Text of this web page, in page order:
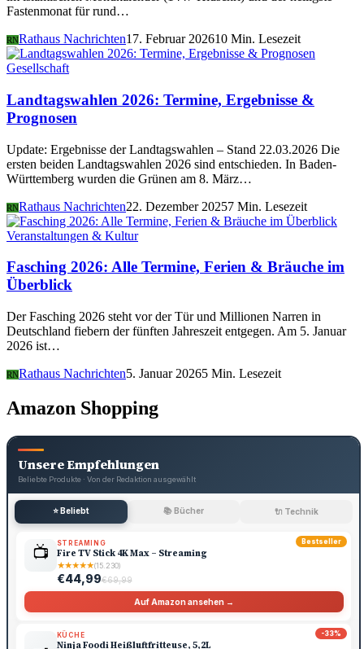
Fastenmonat für rund…
RNRathaus Nachrichten17. Februar 202610 Min. Lesezeit
Gesellschaft
Landtagswahlen 2026: Termine, Ergebnisse &
Prognosen
Update: Ergebnisse der Landtagswahlen – Stand 22.03.2026 Die
ersten beiden Landtagswahlen 2026 sind entschieden. In Baden-
Württemberg wurden die Grünen am 8. März…
RNRathaus Nachrichten22. Dezember 20257 Min. Lesezeit
Veranstaltungen & Kultur
Fasching 2026: Alle Termine, Ferien & Bräuche im
Überblick
Der Fasching 2026 steht vor der Tür und Millionen Narren in
Deutschland fiebern der fünften Jahreszeit entgegen. Am 5. Januar
2026 ist…
RNRathaus Nachrichten5. Januar 20265 Min. Lesezeit
Amazon Shopping
Unsere Empfehlungen
Beliebte Produkte · Von der Redaktion ausgewählt
⭐ Beliebt 📚 Bücher 🔌 Technik
Bestseller
📺 STREAMING
Fire TV Stick 4K Max – Streaming
★★★★★(15.230)
€44,99€69,99
Auf Amazon ansehen →
-33%
KÜCHE
Ninja Foodi Heißluftfritteuse, 5,2L